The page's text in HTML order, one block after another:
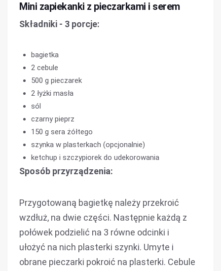
Mini zapiekanki z pieczarkami i serem
Składniki - 3 porcje:
bagietka
2 cebule
500 g pieczarek
2 łyżki masła
sól
czarny pieprz
150 g sera żółtego
szynka w plasterkach (opcjonalnie)
ketchup i szczypiorek do udekorowania
Sposób przyrządzenia:
Przygotowaną bagietkę należy przekroić
wzdłuż, na dwie części. Następnie każdą z
połówek podzielić na 3 równe odcinki i
ułożyć na nich plasterki szynki. Umyte i
obrane pieczarki pokroić na plasterki. Cebule